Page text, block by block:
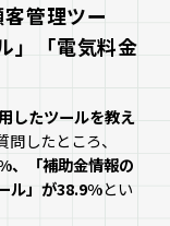
管理ツー
」「電気料金
したツールを教え
問したところ、
、「補助金情報の
ル」が38.9%とい